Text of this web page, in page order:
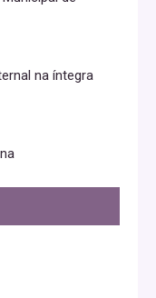
na íntegra